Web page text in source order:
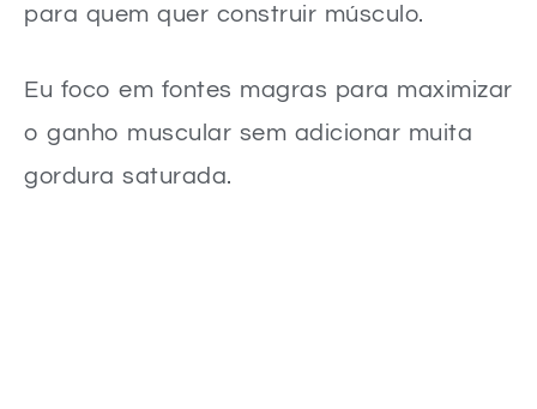
para quem quer construir músculo.
Eu foco em fontes magras para maximizar
o ganho muscular sem adicionar muita
gordura saturada.